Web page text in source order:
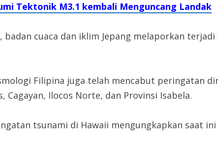
Tektonik M3.1 kembali Menguncang Landak
badan cuaca dan iklim Jepang melaporkan
Filipina juga telah mencabut peringatan
Cagayan, Ilocos Norte, dan Provinsi Isabela.
tsunami di Hawaii mengungkapkan saat